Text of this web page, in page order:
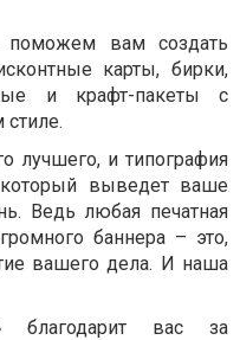
поможем вам создать
карты, бирки,
и крафт-пакеты с
лучшего, и типография
выведет ваше
Ведь любая печатная
баннера – это,
вашего дела. И наша
благодарит вас за